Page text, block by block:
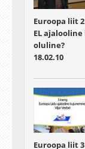
Euroopa liit 2
EL
oluline?
18.02.10
Euroopa liit 3